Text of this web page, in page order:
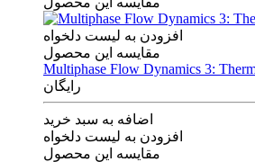
افزودن به لیست دلخواه
مقایسه این محصول
Multiphase Flow Dynamics 3:
رایگان
اضافه به سبد خرید
افزودن به لیست دلخواه
مقایسه این محصول